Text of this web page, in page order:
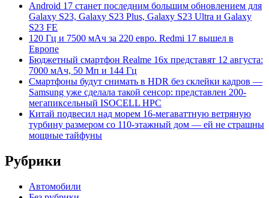
Android 17 станет последним большим обновлением для
Galaxy S23, Galaxy S23 Plus, Galaxy S23 Ultra и Galaxy
S23 FE
120 Гц и 7500 мАч за 220 евро. Redmi 17 вышел в
Европе
Бюджетный смартфон Realme 16x представят 12 августа:
7000 мАч, 50 Мп и 144 Гц
Смартфоны будут снимать в HDR без склейки кадров —
Samsung уже сделала такой сенсор: представлен 200-
мегапиксельный ISOCELL HPC
Китай подвесил над морем 16-мегаваттную ветряную
турбину размером со 110-этажный дом — ей не страшны
мощные тайфуны
Рубрики
Автомобили